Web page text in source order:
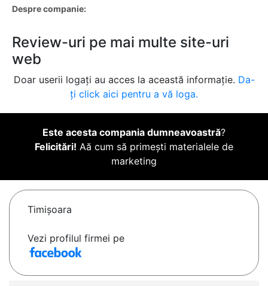
Despre companie:
Review-uri pe mai multe site-uri
web
Doar userii logați au acces la această informație. Da-
ți click aici pentru a vă loga.
Este acesta compania dumneavoastră?
Felicitări! Aă cum să primești materialele de
marketing
Timişoara
Vezi profilul firmei pe